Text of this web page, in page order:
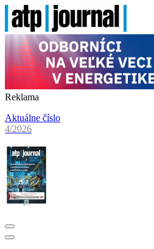
Reklama
Aktuálne číslo
4/2026